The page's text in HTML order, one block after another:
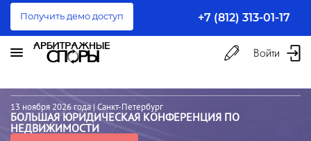
Получить демо доступ +7 (812) 313-01-17
Войти
13 ноября 2026 года | Санкт-Петербург
БОЛЬШАЯ ЮРИДИЧЕСКАЯ КОНФЕРЕНЦИЯ ПО
НЕДВИЖИМОСТИ